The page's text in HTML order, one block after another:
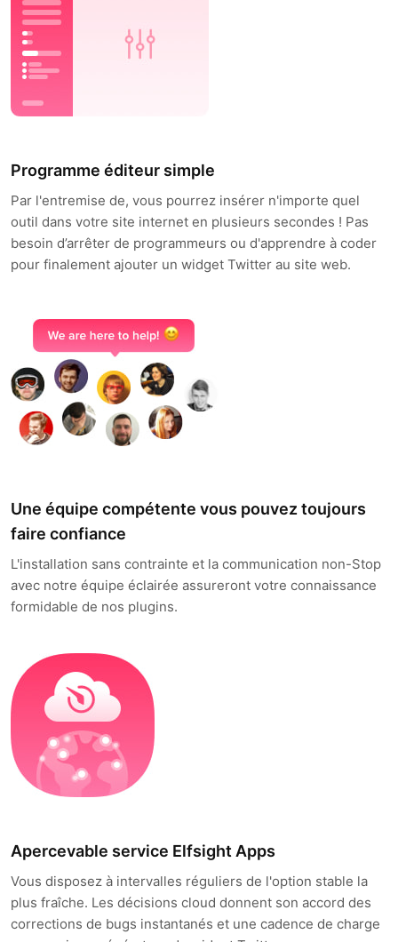
Programme éditeur simple
Par l'entremise de, vous pourrez insérer n'importe quel
outil dans votre site internet en plusieurs secondes ! Pas
besoin d’arrêter de programmeurs ou d'apprendre à coder
pour finalement ajouter un widget Twitter au site web.
Une équipe compétente vous pouvez toujours
faire confiance
L'installation sans contrainte et la communication non-Stop
avec notre équipe éclairée assureront votre connaissance
formidable de nos plugins.
Apercevable service Elfsight Apps
Vous disposez à intervalles réguliers de l'option stable la
plus fraîche. Les décisions cloud donnent son accord des
corrections de bugs instantanés et une cadence de charge